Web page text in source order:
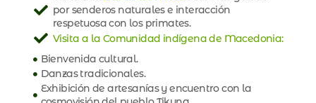
por senderos naturales e interacción
respetuosa con los primates.
Visita a la Comunidad indígena de Macedonia:
Bienvenida cultural.
Danzas tradicionales.
Exhibición de artesanías y encuentro con la